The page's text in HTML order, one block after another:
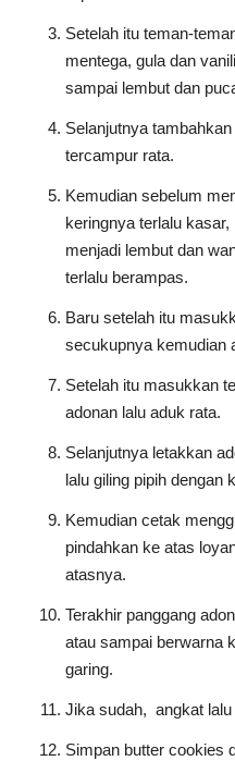
Setelah itu teman-
mentega, gula dan
sampai lembut dan
Selanjutnya
tercampur rata.
Kemudian sebelum
keringnya terlalu
menjadi lembut dan
terlalu berampas.
Baru setelah itu
secukupnya kemudian
Setelah itu masukkan
adonan lalu aduk rata.
Selanjutnya letakkan
lalu giling pipih dengan
Kemudian cetak
pindahkan ke atas
atasnya.
Terakhir panggang
atau sampai berwarna
garing.
Jika sudah, angkat
Simpan butter cookies